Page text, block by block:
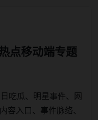
点移动端专题
吃瓜、明星事件、网
容入口、事件脉络、